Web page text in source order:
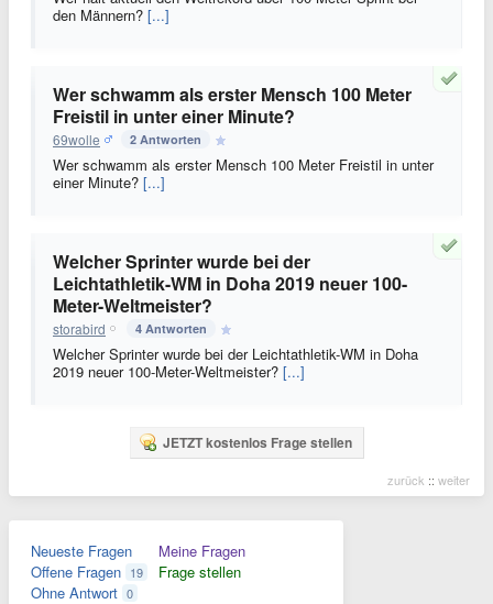
den Männern? [...]
Wer schwamm als erster Mensch 100 Meter
Freistil in unter einer Minute?
69wolle 2 Antworten
Wer schwamm als erster Mensch 100 Meter Freistil in unter
einer Minute? [...]
Welcher Sprinter wurde bei der
Leichtathletik-WM in Doha 2019 neuer 100-
Meter-Weltmeister?
storabird 4 Antworten
Welcher Sprinter wurde bei der Leichtathletik-WM in Doha
2019 neuer 100-Meter-Weltmeister? [...]
JETZT kostenlos Frage stellen
zurück :: weiter
Neueste Fragen
Offene Fragen 19
Ohne Antwort 0
Meine Fragen
Frage stellen